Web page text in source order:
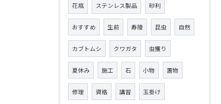
花瓶 ステンレス製品 砂利
おすすめ 生前 寿陵 昆虫 自然
カブトムシ クワガタ 虫獲り
夏休み 施工 石 小物 置物
修理 資格 講習 玉掛け